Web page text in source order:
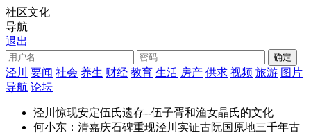
社区文化
导航
退出
泾川 要闻 社会 养生 财经 教育 生活 房产 供求 视频 旅游 图片
导航 论坛
泾川惊现安定伍氏遗存--伍子胥和渔女晶氏的文化
何小东：清嘉庆石碑重现泾川实证古阮国原地三千年古